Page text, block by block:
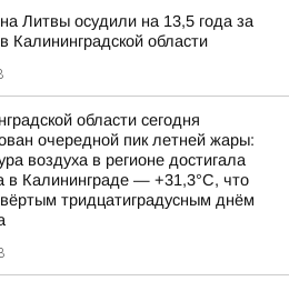
Литвы осудили на 13,5 года за
Калининградской области
области сегодня
очередной пик летней жары:
воздуха в регионе достигала
в Калининграде — +31,3°С, что
тридцатиградусным днём